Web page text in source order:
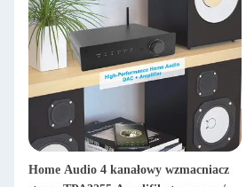
Home Audio 4 kanałowy wzmacniacz